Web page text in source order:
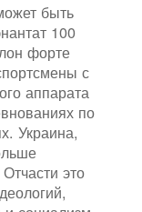
быть
100
форте
с
аппарата
по
Украина,
это